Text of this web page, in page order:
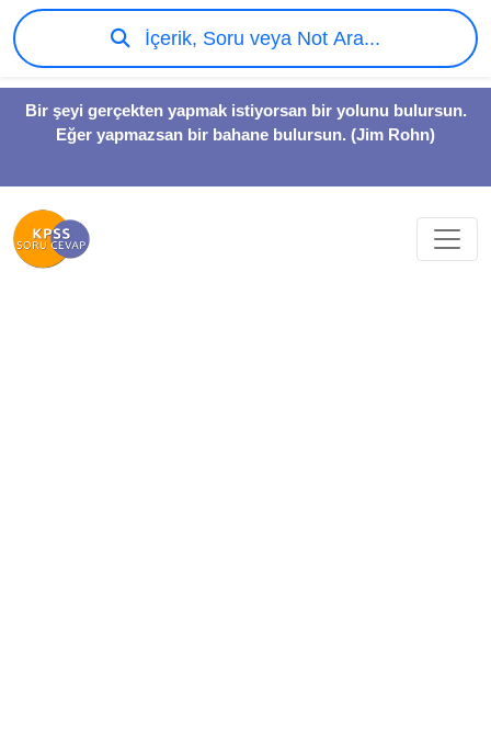
Bir şeyi gerçekten yapmak istiyorsan bir yolunu bulursun.
Eğer yapmazsan bir bahane bulursun. (Jim Rohn)
İçerik, Soru veya Not Ara...